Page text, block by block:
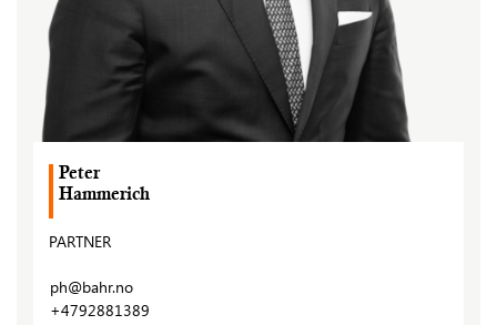
Peter
Hammerich
PARTNER
ph@bahr.no
+4792881389